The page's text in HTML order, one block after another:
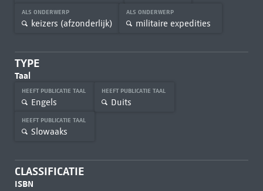
ALS ONDERWERP
keizers (afzonderlijk)
ALS ONDERWERP
militaire expedities
TYPE
Taal
HEEFT PUBLICATIE TAAL
Engels
HEEFT PUBLICATIE TAAL
Duits
HEEFT PUBLICATIE TAAL
Slowaaks
CLASSIFICATIE
ISBN